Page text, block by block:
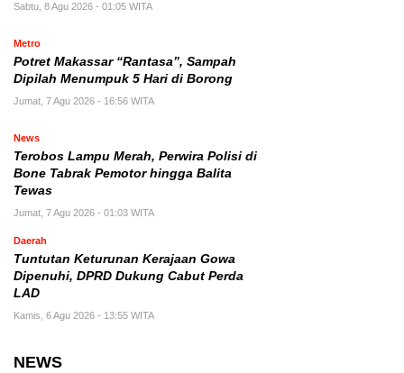
Sabtu, 8 Agu 2026 - 01:05 WITA
Metro
Potret Makassar “Rantasa”, Sampah
Dipilah Menumpuk 5 Hari di Borong
Jumat, 7 Agu 2026 - 16:56 WITA
News
Terobos Lampu Merah, Perwira Polisi di
Bone Tabrak Pemotor hingga Balita
Tewas
Jumat, 7 Agu 2026 - 01:03 WITA
Daerah
Tuntutan Keturunan Kerajaan Gowa
Dipenuhi, DPRD Dukung Cabut Perda
LAD
Kamis, 6 Agu 2026 - 13:55 WITA
NEWS